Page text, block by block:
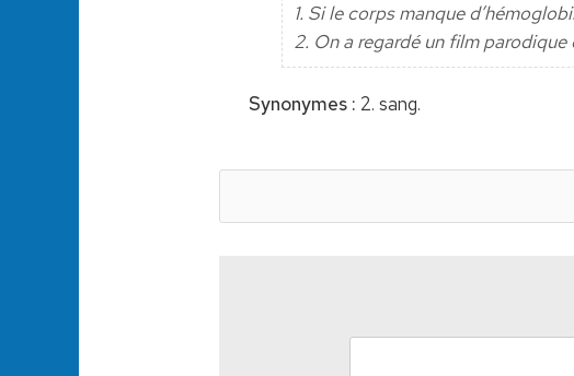
1. Si le corps manque
2. On a regardé un film parodique
Synonymes : 2. sang.